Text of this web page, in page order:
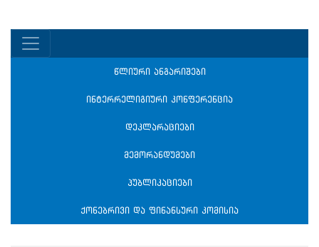
წლიური ანგარიშები
ინტერრელიგიური კონფერენცია
დეკლარაციები
მემორანდუმები
პუბლიკაციები
ქონებრივი და ფინანსური კომისია